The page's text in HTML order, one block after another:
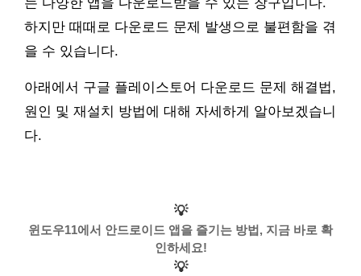
하지만 때때로 다운로드 문제 발생으로 불편함을 겪
을 수 있습니다.
아래에서 구글 플레이스토어 다운로드 문제 해결법,
원인 및 재설치 방법에 대해 자세하게 알아보겠습니
다.
💡
윈도우11에서 안드로이드 앱을 즐기는 방법, 지금 바로 확
인하세요!
💡